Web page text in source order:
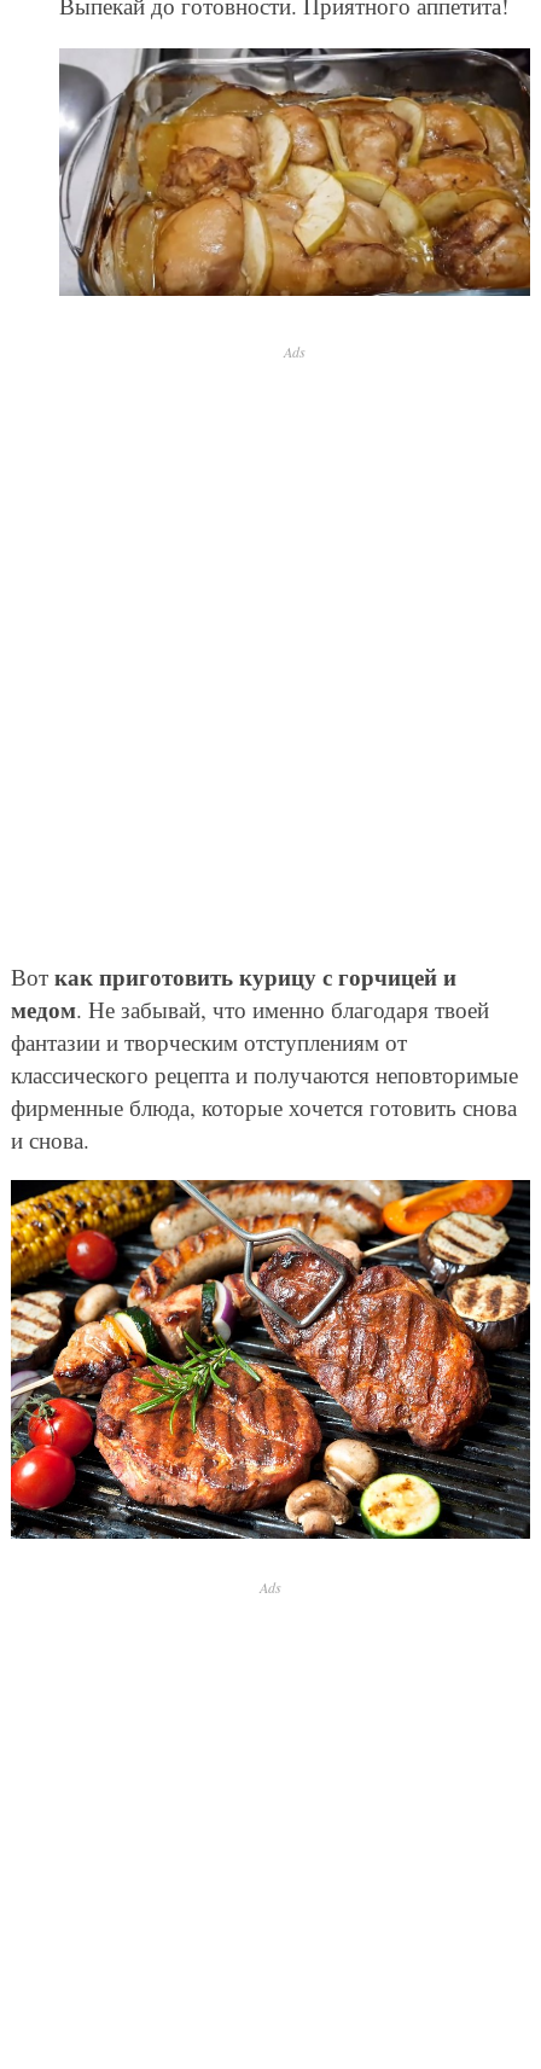
Ads
Вот как приготовить курицу с горчицей и
медом. Не забывай, что именно благодаря твоей
фантазии и творческим отступлениям от
классического рецепта и получаются неповторимые
фирменные блюда, которые хочется готовить снова
и снова.
Ads